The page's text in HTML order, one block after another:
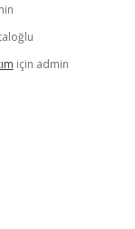
için admin